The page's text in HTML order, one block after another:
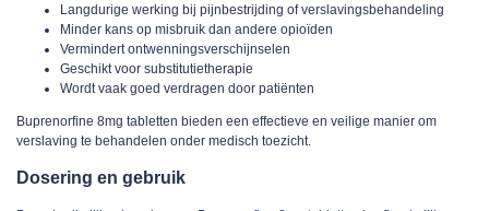
Langdurige werking bij pijnbestrijding of verslavingsbehandeling
Minder kans op misbruik dan andere opioïden
Vermindert ontwenningsverschijnselen
Geschikt voor substitutietherapie
Wordt vaak goed verdragen door patiënten
Buprenorfine 8mg tabletten bieden een effectieve en veilige manier om
verslaving te behandelen onder medisch toezicht.
Dosering en gebruik